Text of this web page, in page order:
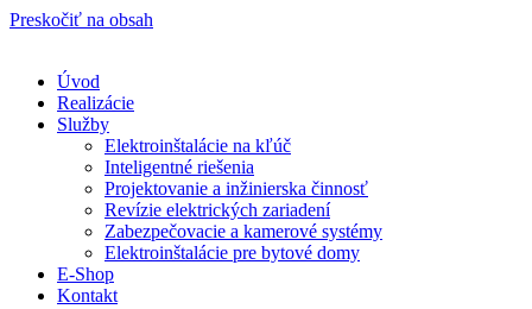
Preskočiť na obsah
Úvod
Realizácie
Služby
Elektroinštalácie na kľúč
Inteligentné riešenia
Projektovanie a inžinierska činnosť
Revízie elektrických zariadení
Zabezpečovacie a kamerové systémy
Elektroinštalácie pre bytové domy
E-Shop
Kontakt